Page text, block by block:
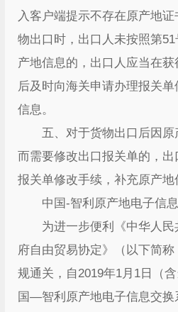
入客户端提示不存在原产地
物出口时，出口人未按照第
产地信息的，出口人应当在
后及时向海关申请办理报关
信息。
五、对于货物出口后因
而需要修改出口报关单的，
报关单修改手续，补充原产地
中国-智利原产地电子信
为进一步便利《中华人
府自由贸易协定》（以下简
规通关，自2019年1月1日（
国—智利原产地电子信息交换